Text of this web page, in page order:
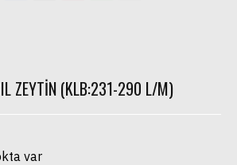
ZEYTIN (KLB:231-290 L/M)
var